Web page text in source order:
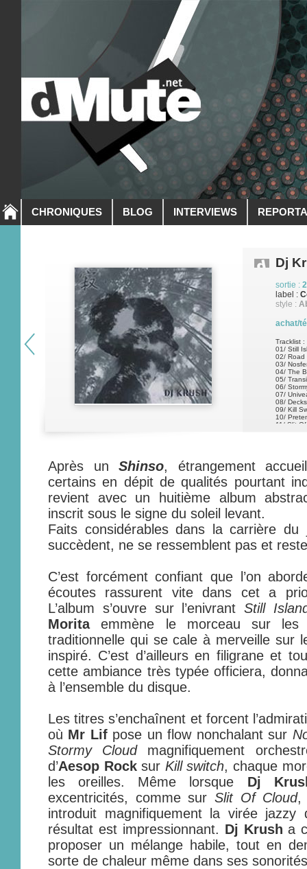
CHRONIQUES BLOG INTERVIEWS
Dj
sortie :
label :
style :
achat/
Tracklist :
01/ Still
02/ Road
03/
04/ The
05/
06/
07/
08/
09/ Kill
10/
11/ Slit
Après un Shinso, étrangement
certains en dépit de qualités pourtant
revient avec un huitième album
inscrit sous le signe du soleil levant.
Faits considérables dans la carrière
succèdent, ne se ressemblent pas et
C’est forcément confiant que l’on
écoutes rassurent vite dans cet a
L’album s’ouvre sur l’enivrantStill
Moritaemmène le morceau sur les
traditionnelle qui se cale à merveille sur
inspiré. C’est d’ailleurs en filigrane et
cette ambiance très typée officiera,
à l’ensemble du disque.
Les titres s’enchaînent et forcent
où Mr Lifpose un flow nonchalant sur
Stormy Cloudmagnifiquement
d’Aesop Rocksur Kill switch, chaque
les oreilles. Même lorsque Dj
excentricités, comme sur Slit Of Cloud,
introduit magnifiquement la virée jazzy
résultat est impressionnant. Dj Krush a
proposer un mélange habile, tout en
sorte de chaleur même dans ses